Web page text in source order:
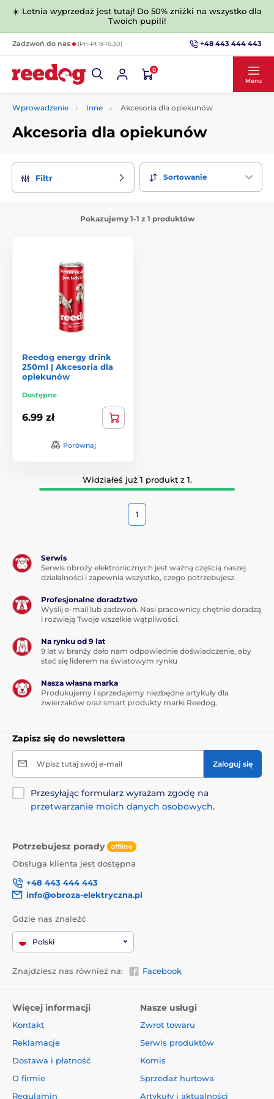
☀️ Letnia wyprzedaż jest tutaj! Do 50% zniżki na wszystko dla
Twoich pupili!
Zadzwoń do nas (Pn-Pt 8-16:30) +48 443 444 443
0
Menu
Wprowadzenie Inne Akcesoria dla opiekunów
Akcesoria dla opiekunów
Filtr Sortowanie
Pokazujemy 1-1 z 1 produktów
Reedog energy drink
250ml | Akcesoria dla
opiekunów
Dostępne
6.99 zł
Porównaj
Widziałeś już 1 produkt z 1.
1
Serwis
Serwis obroży elektronicznych jest ważną częścią naszej
działalności i zapewnia wszystko, czego potrzebujesz.
Profesjonalne doradztwo
Wyślij e-mail lub zadzwoń. Nasi pracownicy chętnie doradzą
i rozwieją Twoje wszelkie wątpliwości.
Na rynku od 9 lat
9 lat w branży dało nam odpowiednie doświadczenie, aby
stać się liderem na światowym rynku
Nasza własna marka
Produkujemy i sprzedajemy niezbędne artykuły dla
zwierzaków oraz smart produkty marki Reedog.
Zapisz się do newslettera
Wpisz tutaj swój e-mail Zaloguj się
Przesyłając formularz wyrażam zgodę na
przetwarzanie moich danych osobowych.
Potrzebujesz porady offline
Obsługa klienta jest dostępna
+48 443 444 443
info@obroza-elektryczna.pl
Gdzie nas znaleźć
Polski
Znajdziesz nas również na: Facebook
Więcej informacji
Kontakt
Reklamacje
Dostawa i płatność
O firmie
Regulamin
Nasze usługi
Zwrot towaru
Serwis produktów
Komis
Sprzedaż hurtowa
Artykuły i aktualności